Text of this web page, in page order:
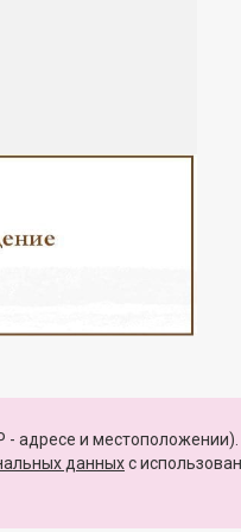
- адресе и местоположении).
данныхc